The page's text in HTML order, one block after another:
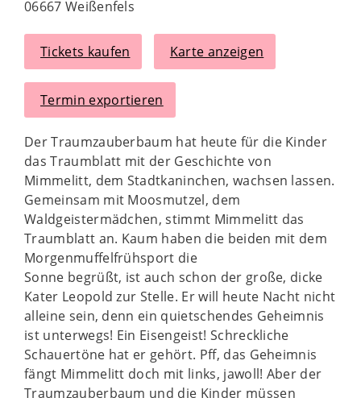
06667 Weißenfels
Tickets kaufen Karte anzeigen
Termin exportieren
Der Traumzauberbaum hat heute für die Kinder
das Traumblatt mit der Geschichte von
Mimmelitt, dem Stadtkaninchen, wachsen lassen.
Gemeinsam mit Moosmutzel, dem
Waldgeistermädchen, stimmt Mimmelitt das
Traumblatt an. Kaum haben die beiden mit dem
Morgenmuffelfrühsport die
Sonne begrüßt, ist auch schon der große, dicke
Kater Leopold zur Stelle. Er will heute Nacht nicht
alleine sein, denn ein quietschendes Geheimnis
ist unterwegs! Ein Eisengeist! Schreckliche
Schauertöne hat er gehört. Pff, das Geheimnis
fängt Mimmelitt doch mit links, jawoll! Aber der
Traumzauberbaum und die Kinder müssen